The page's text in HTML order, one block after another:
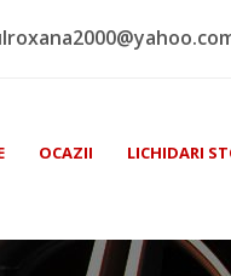
OCAZII LICHIDARI